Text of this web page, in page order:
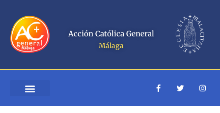
contenido
Acción Católica General
Málaga
F
a
e
T
w
t
I
n
t